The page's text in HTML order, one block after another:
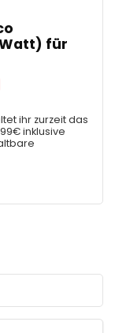
für
ihr zurzeit das
inklusive